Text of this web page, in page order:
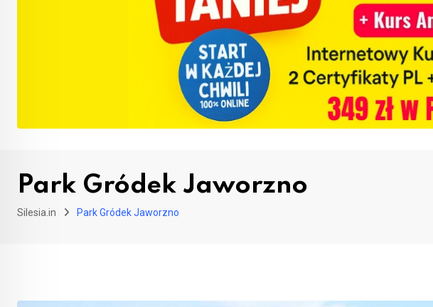
Park Gródek Jaworzno
Silesia.in Park Gródek Jaworzno